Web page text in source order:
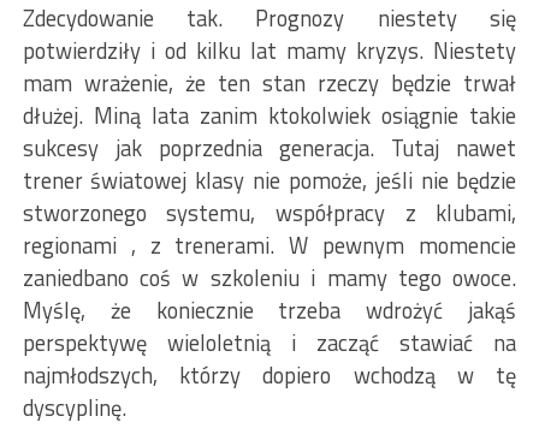
Zdecydowanie tak. Prognozy niestety się
potwierdziły i od kilku lat mamy kryzys. Niestety
mam wrażenie, że ten stan rzeczy będzie trwał
dłużej. Miną lata zanim ktokolwiek osiągnie takie
sukcesy jak poprzednia generacja. Tutaj nawet
trener światowej klasy nie pomoże, jeśli nie będzie
stworzonego systemu, współpracy z klubami,
regionami , z trenerami. W pewnym momencie
zaniedbano coś w szkoleniu i mamy tego owoce.
Myślę, że koniecznie trzeba wdrożyć jakąś
perspektywę wieloletnią i zacząć stawiać na
najmłodszych, którzy dopiero wchodzą w tę
dyscyplinę.